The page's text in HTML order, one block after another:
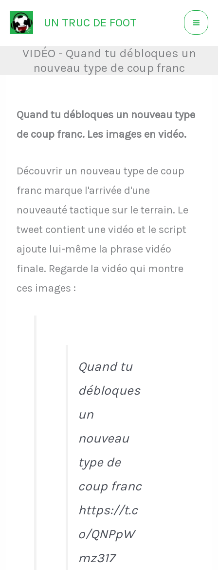
Aller
au
contenu
UN TRUC DE FOOT
VIDÉO - Quand tu débloques un
nouveau type de coup franc
Quand tu débloques un nouveau type
de coup franc. Les images en vidéo.
Découvrir un nouveau type de coup
franc marque l'arrivée d'une
nouveauté tactique sur le terrain. Le
tweet contient une vidéo et le script
ajoute lui-même la phrase vidéo
finale. Regarde la vidéo qui montre
ces images :
Quand tu
débloques
un
nouveau
type de
coup franc
https://t.c
o/QNPpW
mz317